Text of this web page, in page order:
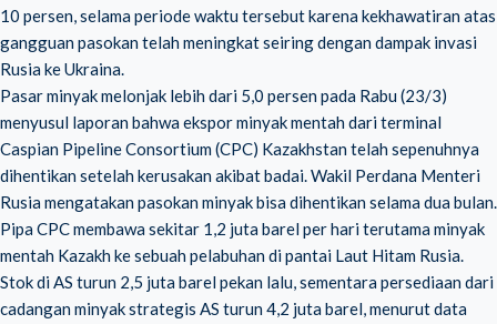
10 persen, selama periode waktu tersebut karena kekhawatiran atas
gangguan pasokan telah meningkat seiring dengan dampak invasi
Rusia ke Ukraina.
Pasar minyak melonjak lebih dari 5,0 persen pada Rabu (23/3)
menyusul laporan bahwa ekspor minyak mentah dari terminal
Caspian Pipeline Consortium (CPC) Kazakhstan telah sepenuhnya
dihentikan setelah kerusakan akibat badai. Wakil Perdana Menteri
Rusia mengatakan pasokan minyak bisa dihentikan selama dua bulan.
Pipa CPC membawa sekitar 1,2 juta barel per hari terutama minyak
mentah Kazakh ke sebuah pelabuhan di pantai Laut Hitam Rusia.
Stok di AS turun 2,5 juta barel pekan lalu, sementara persediaan dari
cadangan minyak strategis AS turun 4,2 juta barel, menurut data